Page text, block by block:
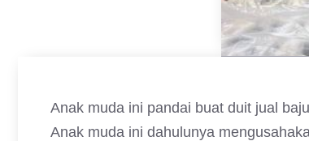
Anak muda ini pandai buat duit jual
Anak muda ini dahulunya